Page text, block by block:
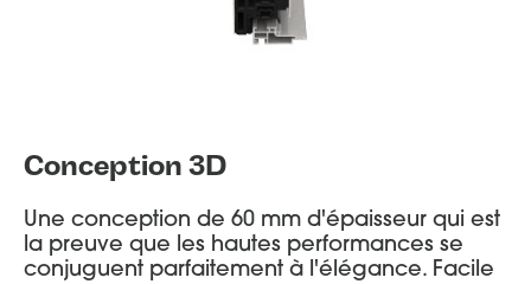
Conception 3D
Une conception de 60 mm d'épaisseur qui est
la preuve que les hautes performances se
conjuguent parfaitement à l'élégance. Facile